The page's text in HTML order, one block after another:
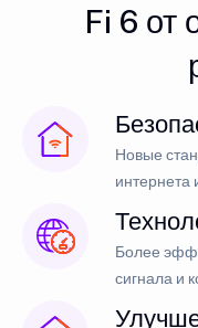
Fi 6 от
Новые
интернета
Более
сигнала и